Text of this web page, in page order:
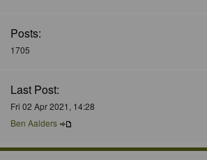
Posts:
1705
Last Post:
Fri 02 Apr 2021, 14:28
Ben Aalders